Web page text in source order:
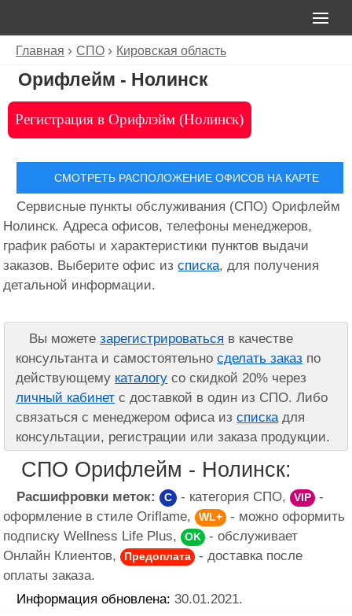
Главная СПО Кировская область
Орифлейм - Нолинск
Регистрация в Орифлэйм (Нолинск)
СМОТРЕТЬ РАСПОЛОЖЕНИЕ ОФИСОВ НА КАРТЕ
Сервисные пункты обслуживания (СПО) Орифлейм
Нолинск. Адреса офисов, телефоны менеджеров,
график работы и характеристики пунктов выдачи
заказов. Выберите офис изсписка, для получения
детальной информации.
Вы можетезарегистрироваться в качестве
консультанта и самостоятельносделать заказ по
действующему каталогу со скидкой 20% через
личный кабинет с доставкой в один из СПО. Либо
связаться с менеджером офиса изспискадля
консультации, регистрации или заказа продукции.
СПО Орифлейм - Нолинск:
Расшифровки меток: C - категория СПО, VIP
-
оформление в стиле Oriflame, WL+
- можно оформить
подписку Wellness Life Plus, OK
- обслуживает
Онлайн Клиентов, Предоплата
- доставка после
оплаты заказа.
Информация обновлена: 30.01.2021.